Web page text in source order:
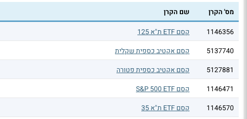
מס' הקרן שם הקרן
1146356 קסם ETF ת"א 125
5137740
קסם אקטיב כספית שקלית
5127881
קסם אקטיב כספית פטורה
1146471
קסם S&P 500 ETF
1146570
קסם ETF ת"א 35